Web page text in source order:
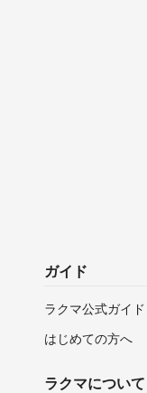
ガイド
ラクマ公式ガイド
はじめての方へ
ラクマについて